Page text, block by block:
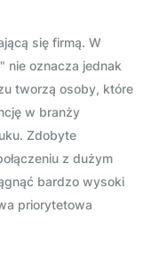
się firmą. W
nie oznacza jednak
tworzą osoby, które
w branży
Zdobyte
z dużym
bardzo wysoki
priorytetowa